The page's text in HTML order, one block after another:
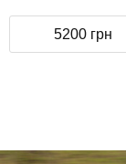
5200 грн